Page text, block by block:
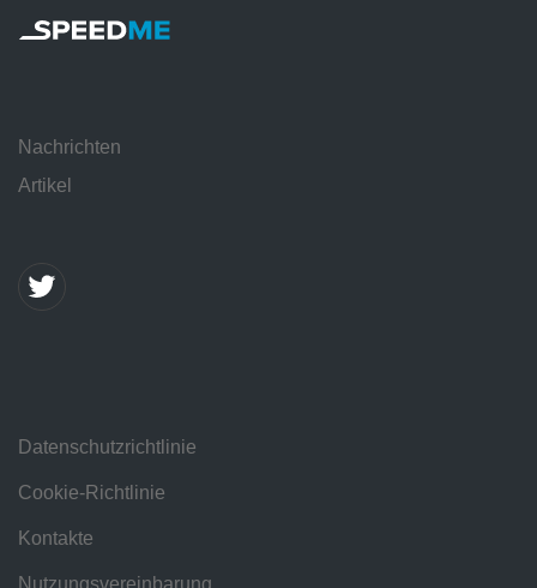
Nachrichten
Artikel
Datenschutzrichtlinie
Cookie-Richtlinie
Kontakte